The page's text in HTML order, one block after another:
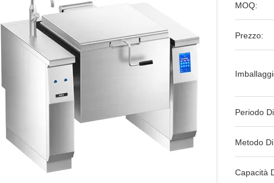
MOQ:
Prezzo:
Periodo
Metodo
Capacità